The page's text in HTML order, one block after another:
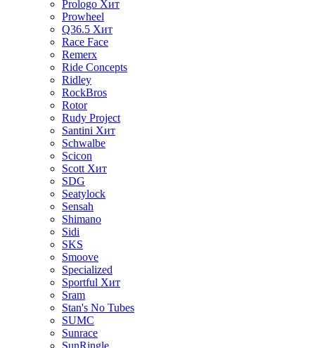
Prologo Хит
Prowheel
Q36.5 Хит
Race Face
Remerx
Ride Concepts
Ridley
RockBros
Rotor
Rudy Project
Santini Хит
Schwalbe
Scicon
Scott Хит
SDG
Seatylock
Sensah
Shimano
Sidi
SKS
Smoove
Specialized
Sportful Хит
Sram
Stan's No Tubes
SUMC
Sunrace
SunRingle